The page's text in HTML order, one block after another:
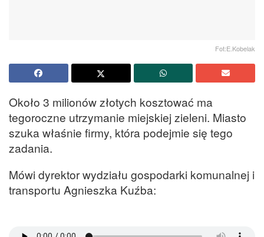
Fot:E.Kobelak
Około 3 milionów złotych kosztować ma
tegoroczne utrzymanie miejskiej zieleni. Miasto
szuka właśnie firmy, która podejmie się tego
zadania.
Mówi dyrektor wydziału gospodarki komunalnej i
transportu Agnieszka Kuźba: